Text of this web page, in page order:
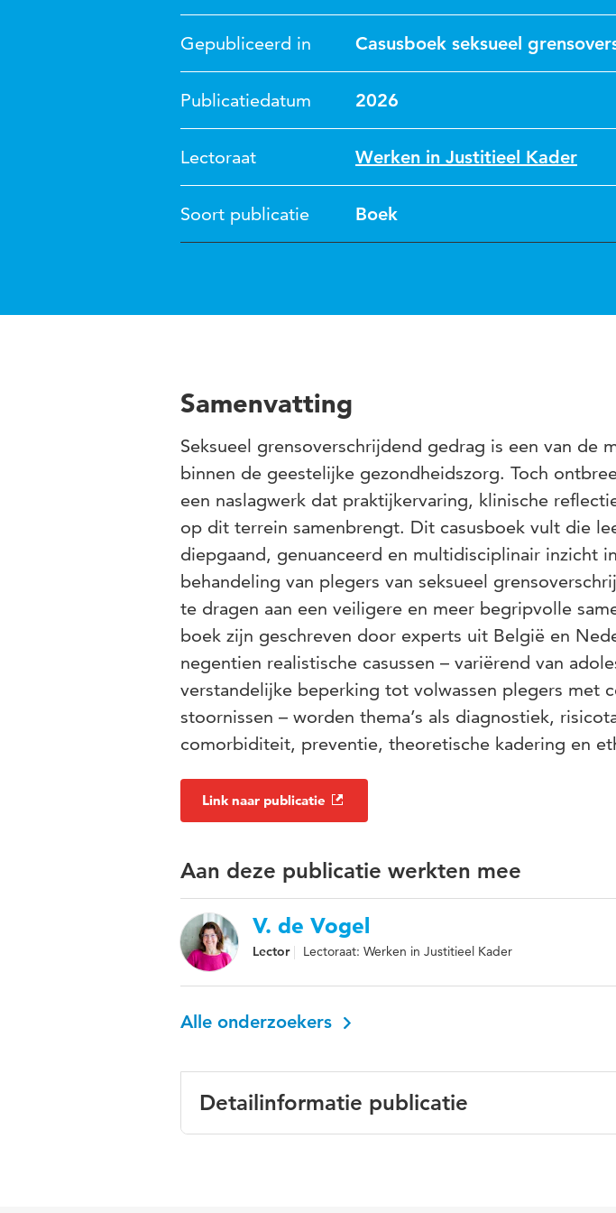
Gepubliceerd in Casusboek seksueel
Publicatiedatum 2026
Lectoraat Werken in Justitieel Kader
Soort publicatie Boek
Samenvatting
Seksueel grensoverschrijdend gedrag is een van de
binnen de geestelijke gezondheidszorg. Toch
een naslagwerk dat praktijkervaring, klinische
op dit terrein samenbrengt. Dit casusboek vult die
diepgaand, genuanceerd en multidisciplinair inzicht
behandeling van plegers van seksueel
te dragen aan een veiligere en meer begripvolle
boek zijn geschreven door experts uit België en
negentien realistische casussen – variërend van
verstandelijke beperking tot volwassen plegers met
stoornissen – worden thema’s als diagnostiek,
comorbiditeit, preventie, theoretische kadering en
Link naar publicatie
Aan deze publicatie werkten mee
V. de Vogel
Lector Lectoraat: Werken in Justitieel Kader
Alle onderzoekers
Detailinformatie publicatie